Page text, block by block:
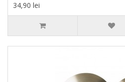
34,90 lei